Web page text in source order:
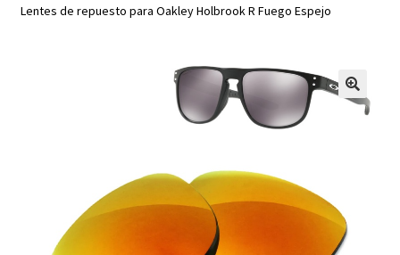
Lentes de repuesto para Oakley Holbrook R Fuego Espejo